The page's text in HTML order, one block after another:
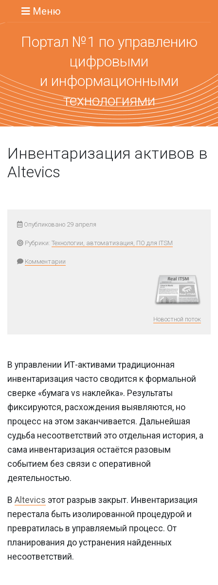
Меню
Портал №1 по управлению
цифровыми
и информационными
технологиями
Инвентаризация активов в
Altevics
Опубликовано 29 апреля
Рубрики: Технологии, автоматизация, ПО для ITSM
Комментарии
Новостной поток
В управлении ИТ-активами традиционная
инвентаризация часто сводится к формальной
сверке «бумага vs наклейка». Результаты
фиксируются, расхождения выявляются, но
процесс на этом заканчивается. Дальнейшая
судьба несоответствий это отдельная история, а
сама инвентаризация остаётся разовым
событием без связи с оперативной
деятельностью.
В Altevics этот разрыв закрыт. Инвентаризация
перестала быть изолированной процедурой и
превратилась в управляемый процесс. От
планирования до устранения найденных
несоответствий.